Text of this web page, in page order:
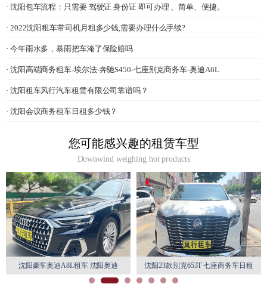
· 沈阳包车流程：只需要 驾驶证 身份证 即可办理 、简单、便捷。
· 2022沈阳租车带司机月租多少钱,需要办理什么手续?
· 今年雨水多，暴雨把车淹了保险赔吗
· 沈阳高端商务租车-埃尔法-奔驰S450-七座别克商务车-奥迪A6L
· 沈阳租车风行汽车租赁有限公司靠谱吗？
· 沈阳会议商务租车日租多少钱？
您可能感兴趣的租赁车型
Downwind weighing hot products
车 沈阳奥迪 沈阳23款别克653T 七座商务车日租
月租特惠
沈阳丰田埃尔法7座